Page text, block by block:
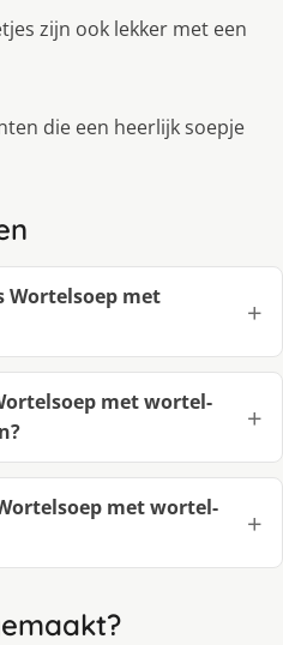
zijn ook lekker met een
die een heerlijk soepje
Wortelsoep met
met wortel-
met wortel-